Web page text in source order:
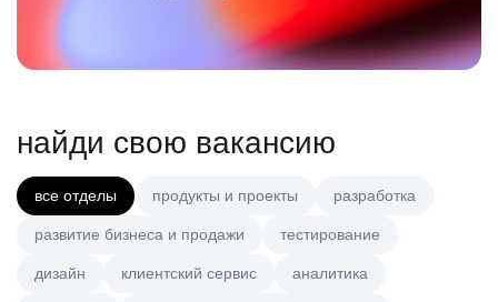
найди свою вакансию
все отделы продукты и проекты разработка
развитие бизнеса и продажи тестирование
дизайн клиентский сервис аналитика